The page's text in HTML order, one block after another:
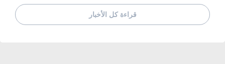
قراءة كل الأخبار